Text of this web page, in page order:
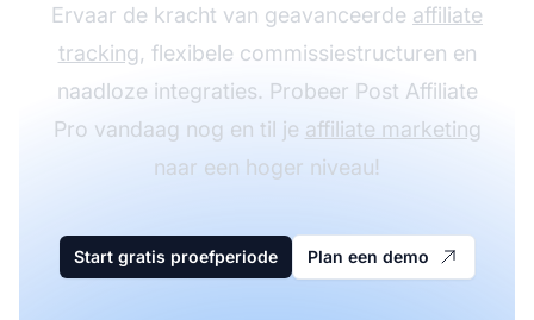
Ervaar de kracht van geavanceerde affiliate
tracking, flexibele commissiestructuren en
naadloze integraties. Probeer Post Affiliate
Pro vandaag nog en til je affiliate marketing
naar een hoger niveau!
Start gratis proefperiode Plan een demo